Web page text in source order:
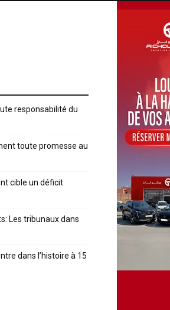
responsabilité du
toute promesse au
cible un déficit
Les tribunaux dans
dans l’histoire à 15